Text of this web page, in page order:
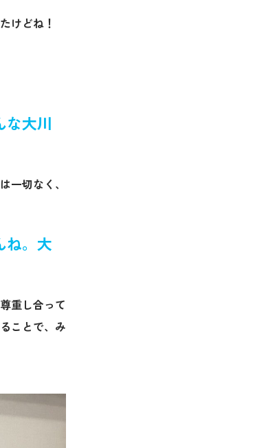
けどね！
な大川
一切なく、
ね。大
重し合って
ことで、み